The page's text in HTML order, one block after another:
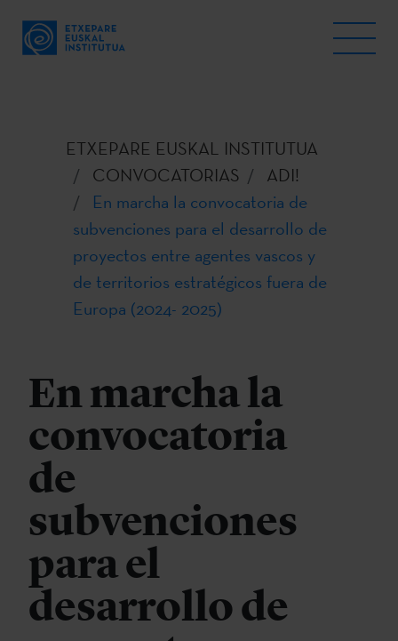
ETXEPARE EUSKAL INSTITUTUA
CONVOCATORIAS
ADI!
En marcha la convocatoria de
subvenciones para el desarrollo de
proyectos entre agentes vascos y
de territorios estratégicos fuera de
Europa (2024- 2025)
En marcha la
convocatoria
de
subvenciones
para el
desarrollo de